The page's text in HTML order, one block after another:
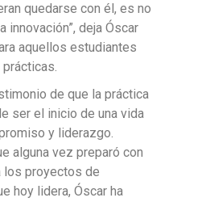
quedarse con él, es no
innovación”, deja Óscar
aquellos estudiantes
de que la práctica
ser el inicio de una vida
y liderazgo.
alguna vez preparó con
los proyectos de
hoy lidera, Óscar ha